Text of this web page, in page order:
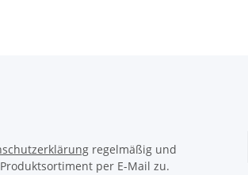
regelmäßig und
per E-Mail zu.